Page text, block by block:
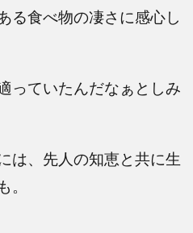
る食べ物の凄さに感心し
っていたんだなぁとしみ
は、先人の知恵と共に生
。